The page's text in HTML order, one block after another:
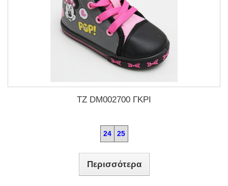
TZ DM002700 ΓΚΡΙ
24 25
Περισσότερα